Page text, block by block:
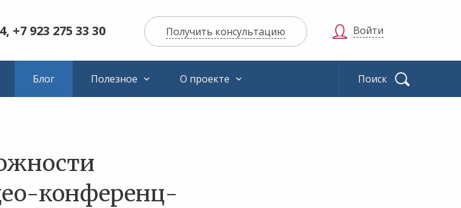
+7 923 275 33 30 Получить консультацию
Блог Полезное О проекте
Войти
конференц-